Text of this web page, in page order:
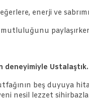
enerji ve
deneyimiyle Ustalaştık.
beş duyuya
nesil lezzet